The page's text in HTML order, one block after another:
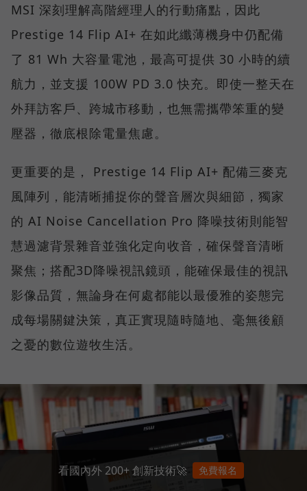
MSI 深刻理解高階經理人的行動痛點，因此
Prestige 14 Flip AI+ 在如此纖薄機身中仍配備
了 81 Wh 大容量電池，最高可提供 30 小時的續
航力，並支援 100W PD 3.0 快充。即使一整天在
外拜訪客戶、跨城市移動，也無需攜帶笨重的變
壓器，徹底根除電量焦慮。
更重要的是， Prestige 14 Flip AI+ 配備三麥克
風陣列，能清晰捕捉你的聲音層次與細節，獨家
的 AI Noise Cancellation Pro 降噪技術則能智
慧過濾背景雜音並強化定向收音，確保聲音清晰
聚焦；搭配3D降噪視訊鏡頭，能確保最佳的視訊
影像品質，無論身在何處都能以最優雅的姿態完
成每場關鍵決策，真正實現隨時隨地、毫無後顧
之憂的數位遊牧生活。
看國內外 200+ 創新技術🚀 免費報名